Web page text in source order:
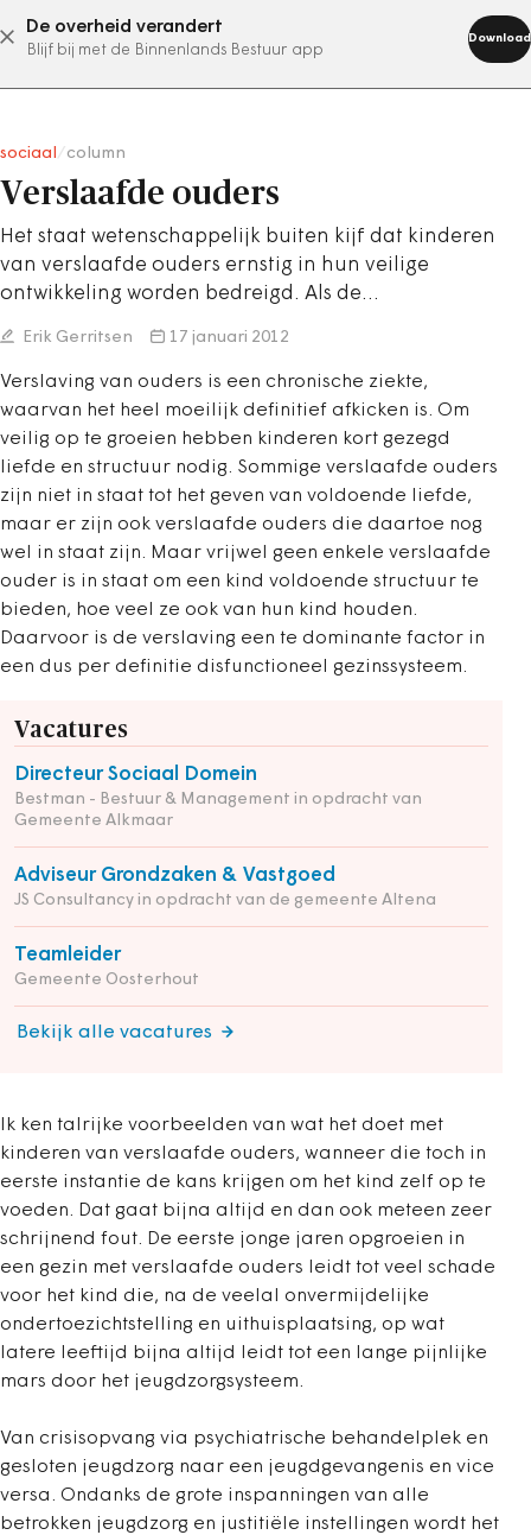
De overheid verandert
Blijf bij met de Binnenlands Bestuur app
Download
abonneer nu
sociaal column
Verslaafde ouders
Het staat wetenschappelijk buiten kijf dat kinderen
van verslaafde ouders ernstig in hun veilige
ontwikkeling worden bedreigd. Als de…
Erik Gerritsen 17 januari 2012
Verslaving van ouders is een chronische ziekte,
waarvan het heel moeilijk definitief afkicken is. Om
veilig op te groeien hebben kinderen kort gezegd
liefde en structuur nodig. Sommige verslaafde ouders
zijn niet in staat tot het geven van voldoende liefde,
maar er zijn ook verslaafde ouders die daartoe nog
wel in staat zijn. Maar vrijwel geen enkele verslaafde
ouder is in staat om een kind voldoende structuur te
bieden, hoe veel ze ook van hun kind houden.
Daarvoor is de verslaving een te dominante factor in
een dus per definitie disfunctioneel gezinssysteem.
Vacatures
Directeur Sociaal Domein
Bestman - Bestuur & Management in opdracht van
Gemeente Alkmaar
Adviseur Grondzaken & Vastgoed
JS Consultancy in opdracht van de gemeente Altena
Teamleider
Gemeente Oosterhout
Bekijk alle vacatures
Ik ken talrijke voorbeelden van wat het doet met
kinderen van verslaafde ouders, wanneer die toch in
eerste instantie de kans krijgen om het kind zelf op te
voeden. Dat gaat bijna altijd en dan ook meteen zeer
schrijnend fout. De eerste jonge jaren opgroeien in
een gezin met verslaafde ouders leidt tot veel schade
voor het kind die, na de veelal onvermijdelijke
ondertoezichtstelling en uithuisplaatsing, op wat
latere leeftijd bijna altijd leidt tot een lange pijnlijke
mars door het jeugdzorgsysteem.
Van crisisopvang via psychiatrische behandelplek en
gesloten jeugdzorg naar een jeugdgevangenis en vice
versa. Ondanks de grote inspanningen van alle
betrokken jeugdzorg en justitiële instellingen wordt het